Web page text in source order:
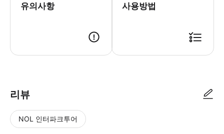
유의사항 사용방법
리뷰
NOL 인터파크투어